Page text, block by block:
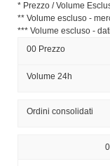
* Prezzo / Volume
** Volume escluso -
*** Volume escluso -
00 Prezzo
Volume 24h
Ordini consolidati